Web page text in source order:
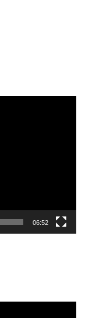
06:52